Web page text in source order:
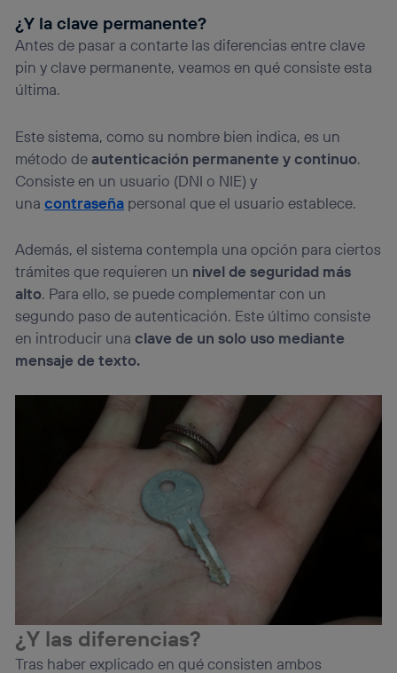
¿Y la clave permanente?
Antes de pasar a contarte las diferencias entre clave
pin y clave permanente, veamos en qué consiste esta
última.
Este sistema, como su nombre bien indica, es un
método de autenticación permanente y continuo.
Consiste en un usuario (DNI o NIE) y
unacontraseña personal que el usuario establece.
Además, el sistema contempla una opción para ciertos
trámites que requieren un nivel de seguridad más
alto. Para ello, se puede complementar con un
segundo paso de autenticación. Este último consiste
en introducir unaclave de un solo uso mediante
mensaje de texto.
¿Y las diferencias?
Tras haber explicado en qué consisten ambos